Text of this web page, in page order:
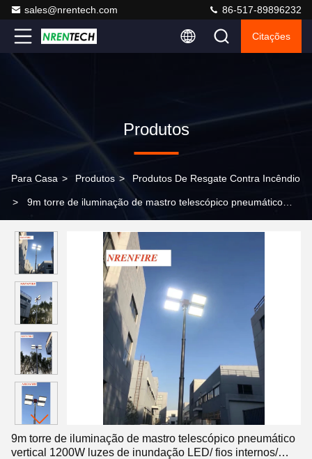
sales@nrentech.com 86-517-89896232
Citações
Produtos
Para Casa > Produtos > Produtos De Resgate Contra Incêndio
> 9m torre de iluminação de mastro telescópico pneumático
remoto/ inclinação e virada
9m torre de iluminação de mastro telescópico pneumático
vertical 1200W luzes de inundação LED/ fios internos/